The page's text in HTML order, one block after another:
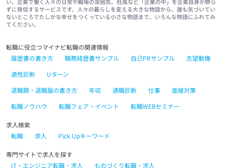
ずに発信するサービスです。人々の暮らしを変える大きな物語から、誰も気づいてい
ないところでたしかな幸せをつくっている小さな物語まで、いろんな物語にふれてみ
てください。
転職に役立つマイナビ転職の関連情報
履歴書の書き方
職務経歴書サンプル 自己PRサンプル
志望動機
適性診断
Uターン
退職願・退職届の書き方
年収 適職診断 仕事
面接対策
転職ノウハウ
転職フェア・イベント 転職WEBセミナー
求人検索
転職
求人 Pick Upキーワード
専門サイトで求人を探す
IT・エンジニア転職・求人
ものづくり転職・求人